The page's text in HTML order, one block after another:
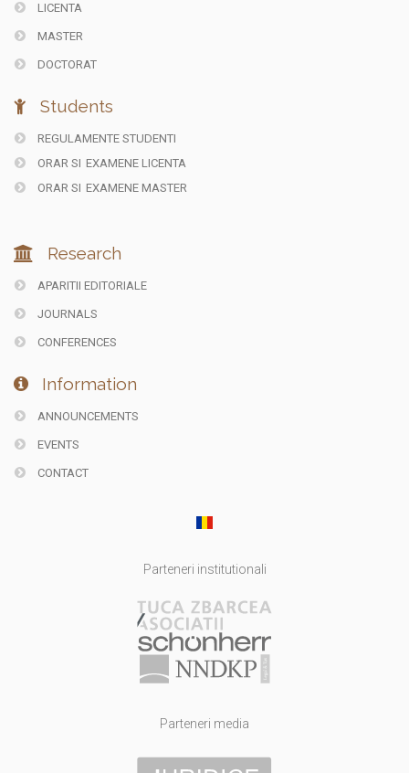
LICENTA
MASTER
DOCTORAT
Students
REGULAMENTE STUDENTI
ORAR SI EXAMENE LICENTA
ORAR SI EXAMENE MASTER
Research
APARITII EDITORIALE
JOURNALS
CONFERENCES
Information
ANNOUNCEMENTS
EVENTS
CONTACT
Parteneri institutionali
Parteneri media